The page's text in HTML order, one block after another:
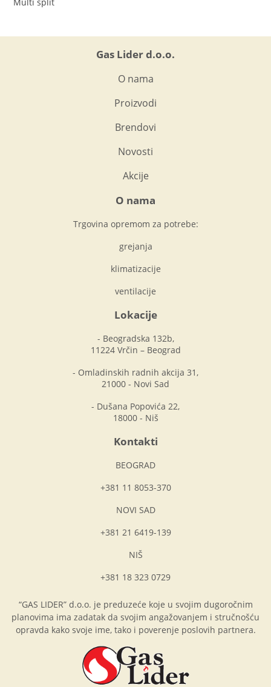
Gas Lider d.o.o.
O nama
Proizvodi
Brendovi
Novosti
Akcije
O nama
Trgovina opremom za potrebe:
grejanja
klimatizacije
ventilacije
Lokacije
- Beogradska 132b,
11224 Vrčin – Beograd
- Omladinskih radnih akcija 31,
21000 - Novi Sad
- Dušana Popovića 22,
18000 - Niš
Kontakti
BEOGRAD
+381 11 8053-370
NOVI SAD
+381 21 6419-139
NIŠ
+381 18 323 0729
“GAS LIDER” d.o.o. je preduzeće koje u svojim dugoročnim
planovima ima zadatak da svojim angažovanjem i stručnošću
opravda kako svoje ime, tako i poverenje poslovih partnera.